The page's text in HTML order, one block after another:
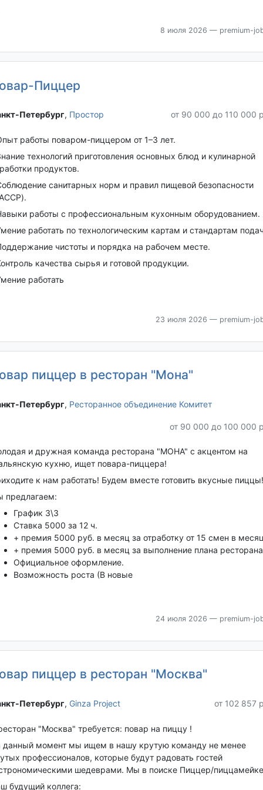
8 июля 2026 — premium-
Пиццер
Петербург‎, Простор от 90 000 до 110 000
работы поваром-пиццером от 1–3 лет.
технологий приготовления основных блюд и кулинарной
продуктов.
санитарных норм и правил пищевой безопасности
работы с профессиональным кухонным оборудованием.
работать по технологическим картам и стандартам
чистоты и порядка на рабочем месте.
качества сырья и готовой продукции.
работать
23 июля 2026 — premium-
пиццер в ресторан "Мона"
Петербург‎, Ресторанное объединение Комитет
от 90 000 до 100 000
и дружная команда ресторана "МОНА" с акцентом на
кухню, ищет повара-пиццера!
к нам работать! Будем вместе готовить вкусные пиццы!
предлагаем:
График 3\3
Ставка 5000 за 12 ч.
+ премия 5000 руб. в месяц за отработку от 15 смен в
+ премия 5000 руб. в месяц за выполнение плана
Официальное оформление.
Возможность роста (В новые
24 июля 2026 — premium-
пиццер в ресторан "Москва"
Петербург‎, Ginza Project от 102 857
"Москва" требуется: повар на пиццу !
данный момент мы ищем в нашу крутую команду не менее
профессионалов, которые будут радовать гостей
шедеврами. Мы в поиске Пиццер/
будущий коллега: